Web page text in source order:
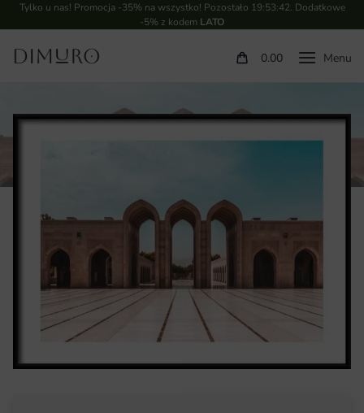
Tylko u nas! Promocja -35% na wszystko! Pozostało 19:53:41. Dodatkowe
-5% z kodem LATO
0.00